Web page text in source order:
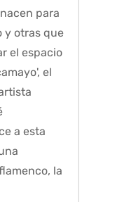
para
y otras que
el espacio
el
a esta
la